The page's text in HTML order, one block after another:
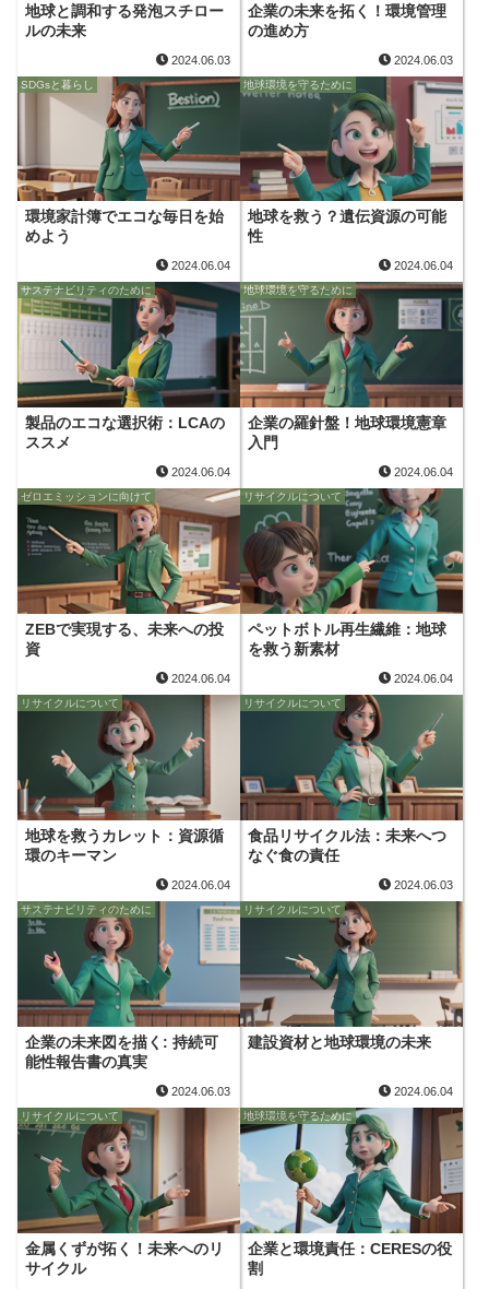
地球と調和する発泡スチロー
ルの未来
2024.06.03
企業の未来を拓く！環境管理
の進め方
2024.06.03
SDGsと暮らし
環境家計簿でエコな毎日を始
めよう
2024.06.04
地球環境を守るために
地球を救う？遺伝資源の可能
性
2024.06.04
サステナビリティのために
製品のエコな選択術：LCAの
ススメ
2024.06.04
地球環境を守るために
企業の羅針盤！地球環境憲章
入門
2024.06.04
ゼロエミッションに向けて
ZEBで実現する、未来への投
資
2024.06.04
リサイクルについて
ペットボトル再生繊維：地球
を救う新素材
2024.06.04
リサイクルについて
地球を救うカレット：資源循
環のキーマン
2024.06.04
リサイクルについて
食品リサイクル法：未来へつ
なぐ食の責任
2024.06.03
サステナビリティのために
企業の未来図を描く: 持続可
能性報告書の真実
2024.06.03
リサイクルについて
建設資材と地球環境の未来
2024.06.04
リサイクルについて
金属くずが拓く！未来へのリ
サイクル
地球環境を守るために
企業と環境責任：CERESの役
割